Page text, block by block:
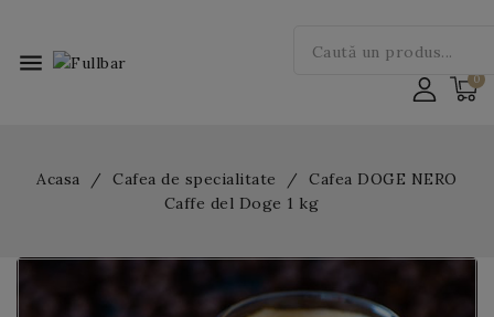
menu
Acasa Cafea de specialitate
Cafea DOGE NERO
Caffe del Doge 1 kg